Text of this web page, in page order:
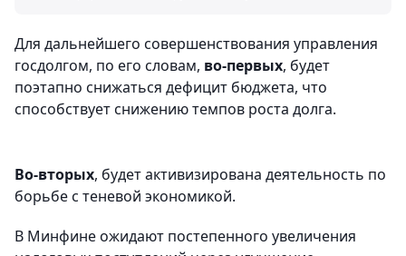
Для дальнейшего совершенствования управления
госдолгом, по его словам, во-первых, будет
поэтапно снижаться дефицит бюджета, что
способствует снижению темпов роста долга.
Во-вторых, будет активизирована деятельность по
борьбе с теневой экономикой.
В Минфине ожидают постепенного увеличения